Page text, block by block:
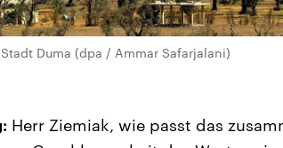
Duma (dpa / Ammar Safarjalani)
Herr Ziemiak, wie passt das